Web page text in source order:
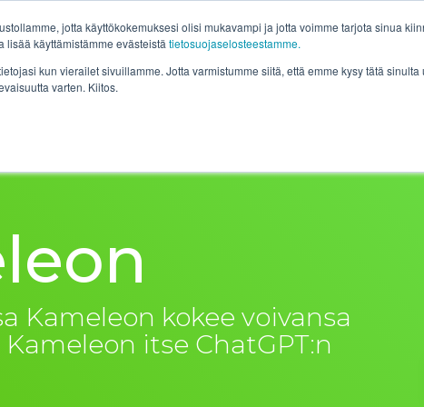
jotta käyttökokemuksesi olisi mukavampi ja jotta voimme tarjota sinua
lisää käyttämistämme evästeistä tietosuojaselosteestamme.
kun vierailet sivuillamme. Jotta varmistumme siitä, että emme kysy tätä
varten. Kiitos.
Tuotteet Hinnasto Asiakkaamme Blogit
Kameleon kokee voivansa
itse ChatGPT:n